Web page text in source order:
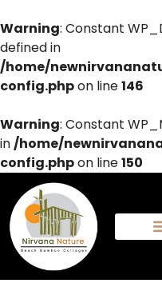
Warning: Constant
defined in
/home/
config.phpon line146
Warning: Constant
in/home/
config.phpon line150